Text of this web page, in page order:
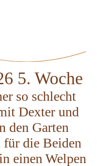
5. Woche
so schlecht
Dexter und
den Garten
für die Beiden
einen Welpen